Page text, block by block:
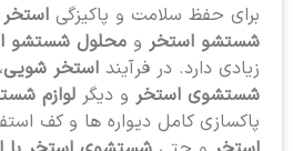
برای حفظ سلامت و پاکیزگی
شستشو استخرو محلول شستشو
زیادی دارد. در فرآیند استخر شویی
شستشوی استخرو دیگر لوازم
پاکسازی کامل دیواره ها و کف